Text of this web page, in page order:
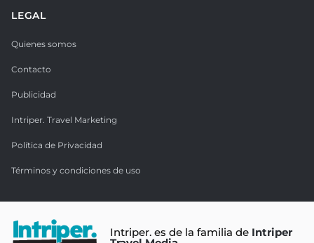
LEGAL
Quienes somos
Contacto
Publicidad
Intriper. Travel Marketing
Política de Privacidad
Términos y condiciones de uso
Intriper. es de la familia de Intriper